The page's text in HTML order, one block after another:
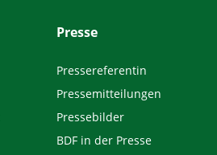
Presse
Pressereferentin
Pressemitteilungen
Pressebilder
BDF in der Presse